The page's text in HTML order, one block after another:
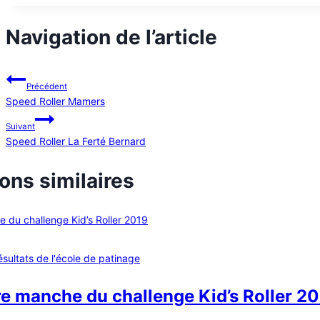
Navigation de l’article
Précédent
Speed Roller Mamers
Suivant
Speed Roller La Ferté Bernard
similaires
de l'école de patinage
manche du challenge Kid’s Roller